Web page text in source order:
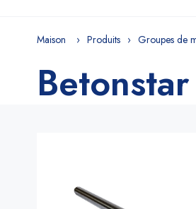
Maison Produits Groupes de
Betonstar